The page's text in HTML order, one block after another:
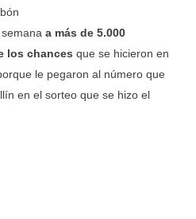
a más de 5.000
los chances que se hicieron en
le pegaron al número que
en el sorteo que se hizo el